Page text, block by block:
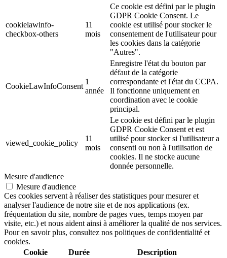
cookielawinfo-
checkbox-others
11
mois
Ce cookie est défini par le plugin
GDPR Cookie Consent. Le
cookie est utilisé pour stocker le
consentement de l'utilisateur pour
les cookies dans la catégorie
"Autres".
CookieLawInfoConsent
1
année
Enregistre l'état du bouton par
défaut de la catégorie
correspondante et l'état du CCPA.
Il fonctionne uniquement en
coordination avec le cookie
principal.
viewed_cookie_policy
11
mois
Le cookie est défini par le plugin
GDPR Cookie Consent et est
utilisé pour stocker si l'utilisateur a
consenti ou non à l'utilisation de
cookies. Il ne stocke aucune
donnée personnelle.
Mesure d'audience
Mesure d'audience
Ces cookies servent à réaliser des statistiques pour mesurer et
analyser l'audience de notre site et de nos applications (ex.
fréquentation du site, nombre de pages vues, temps moyen par
visite, etc.) et nous aident ainsi à améliorer la qualité de nos services.
Pour en savoir plus, consultez nos politiques de confidentialité et
cookies.
Cookie
Durée Description